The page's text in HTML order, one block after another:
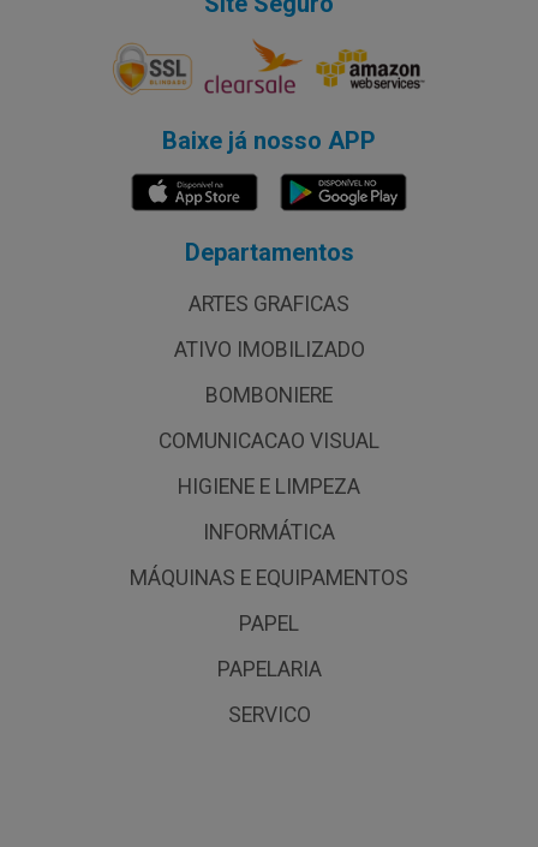
Baixe já nosso APP
Departamentos
ARTES GRAFICAS
ATIVO IMOBILIZADO
BOMBONIERE
COMUNICACAO VISUAL
HIGIENE E LIMPEZA
INFORMÁTICA
MÁQUINAS E EQUIPAMENTOS
PAPEL
PAPELARIA
SERVICO